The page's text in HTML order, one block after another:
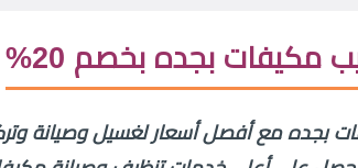
بجده بخصم 20%
مع أفصل أسعار لغسيل وصيانة